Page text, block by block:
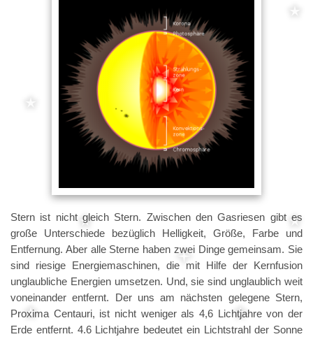
Stern ist nicht gleich Stern. Zwischen den Gasriesen gibt es
große Unterschiede bezüglich Helligkeit, Größe, Farbe und
Entfernung. Aber alle Sterne haben zwei Dinge gemeinsam. Sie
sind riesige Energiemaschinen, die mit Hilfe der Kernfusion
unglaubliche Energien umsetzen. Und, sie sind unglaublich weit
voneinander entfernt. Der uns am nächsten gelegene Stern,
Proxima Centauri, ist nicht weniger als 4,6 Lichtjahre von der
Erde entfernt. 4.6 Lichtjahre bedeutet ein Lichtstrahl der Sonne